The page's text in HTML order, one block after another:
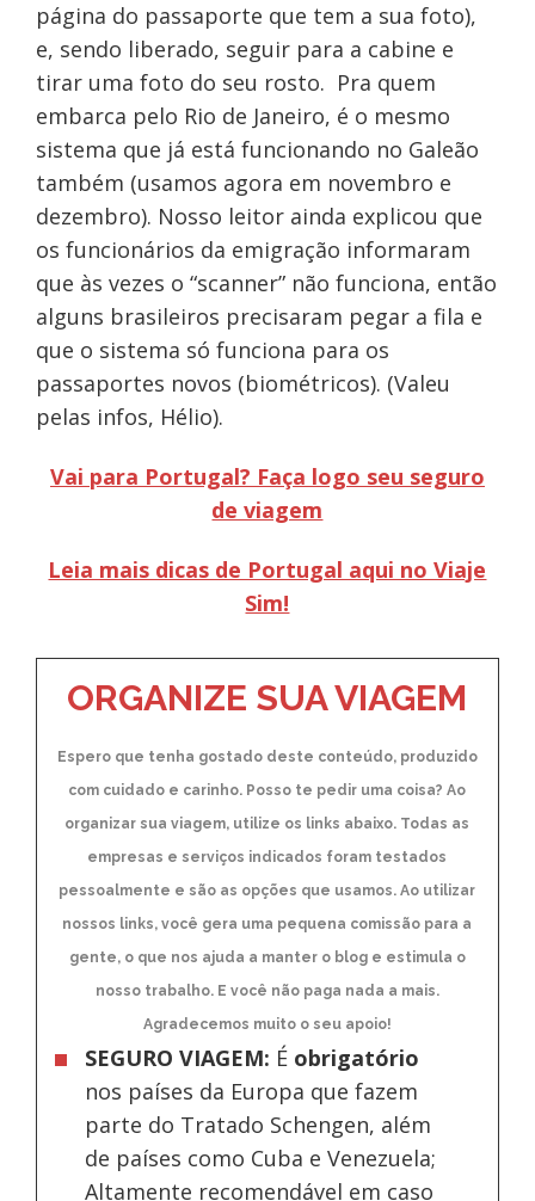
página do passaporte que tem a sua foto),
e, sendo liberado, seguir para a cabine e
tirar uma foto do seu rosto. Pra quem
embarca pelo Rio de Janeiro, é o mesmo
sistema que já está funcionando no Galeão
também (usamos agora em novembro e
dezembro). Nosso leitor ainda explicou que
os funcionários da emigração informaram
que às vezes o “scanner” não funciona, então
alguns brasileiros precisaram pegar a fila e
que o sistema só funciona para os
passaportes novos (biométricos). (Valeu
pelas infos, Hélio).
Vai para Portugal? Faça logo seu seguro
de viagem
Leia mais dicas de Portugal aqui no Viaje
Sim!
ORGANIZE SUA VIAGEM
Espero que tenha gostado deste conteúdo, produzido
com cuidado e carinho. Posso te pedir uma coisa? Ao
organizar sua viagem, utilize os links abaixo. Todas as
empresas e serviços indicados foram testados
pessoalmente e são as opções que usamos. Ao utilizar
nossos links, você gera uma pequena comissão para a
gente, o que nos ajuda a manter o blog e estimula o
nosso trabalho. E você não paga nada a mais.
Agradecemos muito o seu apoio!
SEGURO VIAGEM: É obrigatório
nos países da Europa que fazem
parte do Tratado Schengen, além
de países como Cuba e Venezuela;
Altamente recomendável em caso